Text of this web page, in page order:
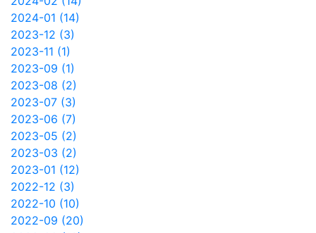
2024-01 (14)
2023-12 (3)
2023-11 (1)
2023-09 (1)
2023-08 (2)
2023-07 (3)
2023-06 (7)
2023-05 (2)
2023-03 (2)
2023-01 (12)
2022-12 (3)
2022-10 (10)
2022-09 (20)